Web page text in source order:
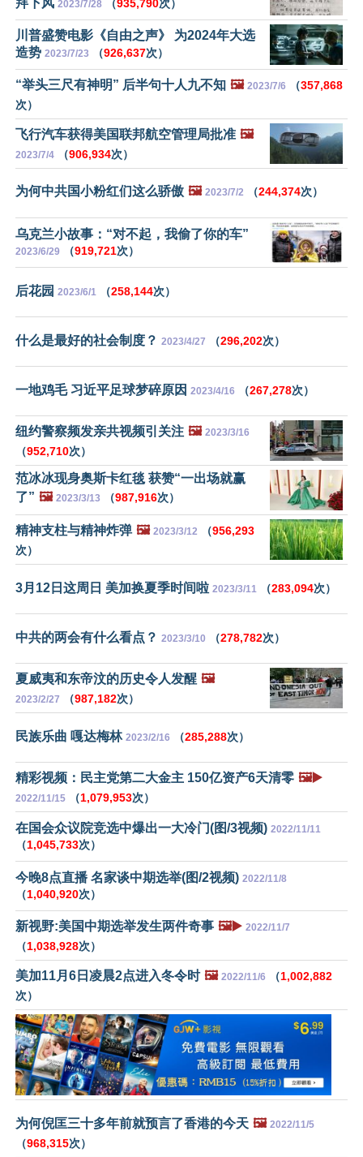
2023/7/28 （935,790次）
川普盛赞电影《自由之声》 为2024年大选
造势 2023/7/23 （926,637次）
“举头三尺有神明” 后半句十人九不知 🖼️ 2023/7/6 （357,868
次）
飞行汽车获得美国联邦航空管理局批准 🖼️
2023/7/4 （906,934次）
为何中共国小粉红们这么骄傲 🖼️ 2023/7/2 （244,374次）
乌克兰小故事：“对不起，我偷了你的车”
2023/6/29 （919,721次）
后花园 2023/6/1 （258,144次）
什么是最好的社会制度？ 2023/4/27 （296,202次）
一地鸡毛 习近平足球梦碎原因 2023/4/16 （267,278次）
纽约警察频发亲共视频引关注 🖼️ 2023/3/16
（952,710次）
范冰冰现身奥斯卡红毯 获赞“一出场就赢
了” 🖼️ 2023/3/13 （987,916次）
精神支柱与精神炸弹 🖼️ 2023/3/12 （956,293
次）
3月12日这周日 美加换夏季时间啦 2023/3/11 （283,094次）
中共的两会有什么看点？ 2023/3/10 （278,782次）
夏威夷和东帝汶的历史令人发醒 🖼️
2023/2/27 （987,182次）
民族乐曲 嘎达梅林 2023/2/16 （285,288次）
精彩视频：民主党第二大金主 150亿资产6天清零 🖼️▶️
2022/11/15 （1,079,953次）
在国会众议院竞选中爆出一大冷门(图/3视频) 2022/11/11
（1,045,733次）
今晚8点直播 名家谈中期选举(图/2视频) 2022/11/8
（1,040,920次）
新视野:美国中期选举发生两件奇事 🖼️▶️ 2022/11/7
（1,038,928次）
美加11月6日凌晨2点进入冬令时 🖼️ 2022/11/6 （1,002,882
次）
为何倪匡三十多年前就预言了香港的今天 🖼️ 2022/11/5
（968,315次）